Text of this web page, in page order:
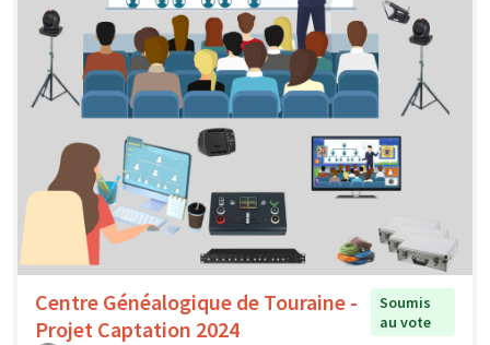
Centre Généalogique de Touraine -
Projet Captation 2024
Soumis
au vote